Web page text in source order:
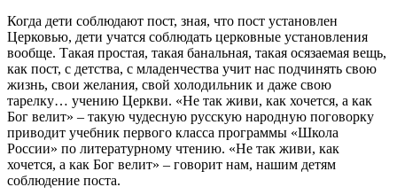
Когда дети соблюдают пост, зная, что пост установлен
Церковью, дети учатся соблюдать церковные установления
вообще. Такая простая, такая банальная, такая осязаемая вещь,
как пост, с детства, с младенчества учит нас подчинять свою
жизнь, свои желания, свой холодильник и даже свою
тарелку… учению Церкви. «Не так живи, как хочется, а как
Бог велит» – такую чудесную русскую народную поговорку
приводит учебник первого класса программы «Школа
России» по литературному чтению. «Не так живи, как
хочется, а как Бог велит» – говорит нам, нашим детям
соблюдение поста.